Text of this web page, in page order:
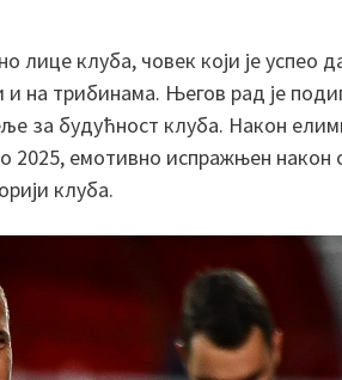
клуба, човек који је успео
на трибинама. Његов рад је
за будућност клуба. Након
2025, емотивно испражњен након
клуба.